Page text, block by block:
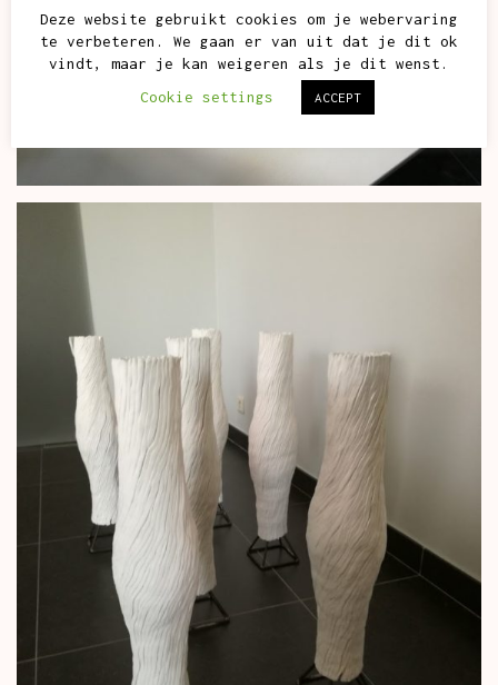
Deze website gebruikt cookies om je webervaring
te verbeteren. We gaan er van uit dat je dit ok
vindt, maar je kan weigeren als je dit wenst.
Cookie settings
ACCEPT